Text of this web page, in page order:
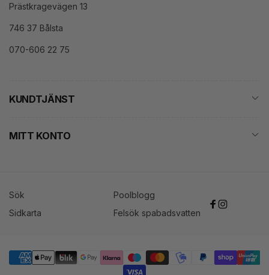
Prästkragevägen 13
746 37 Bålsta
070-606 22 75
KUNDTJÄNST
MITT KONTO
Sök
Poolblogg
Sidkarta
Felsök spabadsvatten Facebook
Instagram
Betalningsmetoder